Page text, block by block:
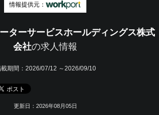
情報提供元：
ターサービスホールディングス株式
会社の求人情報
期間： 2026/07/12 ～2026/09/10
更新日：2026年08月05日